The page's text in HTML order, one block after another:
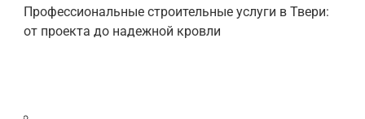
Профессиональные строительные услуги в Твери:
от проекта до надежной кровли